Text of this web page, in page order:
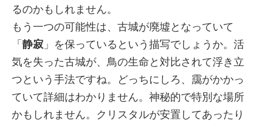
るのかもしれません。
もう一つの可能性は、古城が廃墟となっていて
「 静寂 」を保っているという描写でしょうか。活
気を失った古城が、鳥の生命と対比されて浮き立
つという手法ですね。どっちにしろ、靄がかかっ
ていて詳細はわかりません。神秘的で特別な場所
かもしれません。クリスタルが安置してあったり